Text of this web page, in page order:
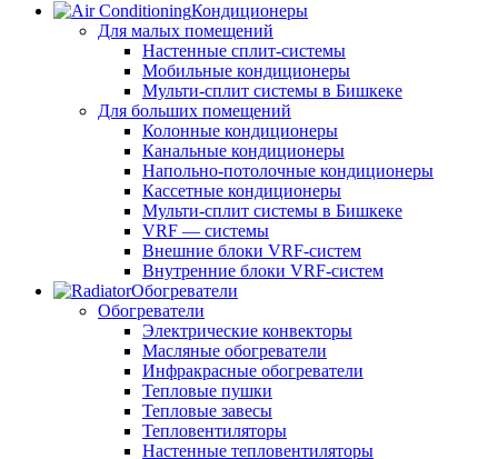
Кондиционеры
Для малых помещений
Настенные сплит-системы
Мобильные кондиционеры
Мульти-сплит системы в Бишкеке
Для больших помещений
Колонные кондиционеры
Канальные кондиционеры
Напольно-потолочные кондиционеры
Кассетные кондиционеры
Мульти-сплит системы в Бишкеке
VRF — системы
Внешние блоки VRF-систем
Внутренние блоки VRF-систем
Обогреватели
Обогреватели
Электрические конвекторы
Масляные обогреватели
Инфракрасные обогреватели
Тепловые пушки
Тепловые завесы
Тепловентиляторы
Настенные тепловентиляторы